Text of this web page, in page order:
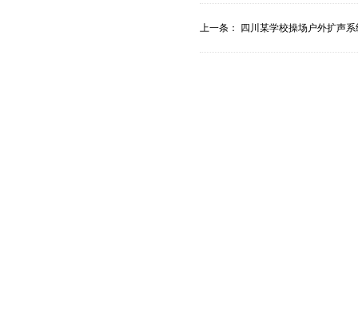
上一条： 四川某学校操场户外扩声系